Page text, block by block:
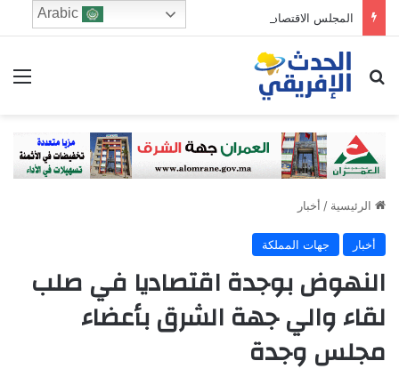
المجلس الاقتصادي والرشد الرقمي: من يحرس الطفولة في زمن الخوارزميات؟
ابحث عن
الرئيسية / أخبار
أخبار جهات المملكة
النهوض بوجدة اقتصاديا في صلب
لقاء والي جهة الشرق بأعضاء
مجلس وجدة
Arabic